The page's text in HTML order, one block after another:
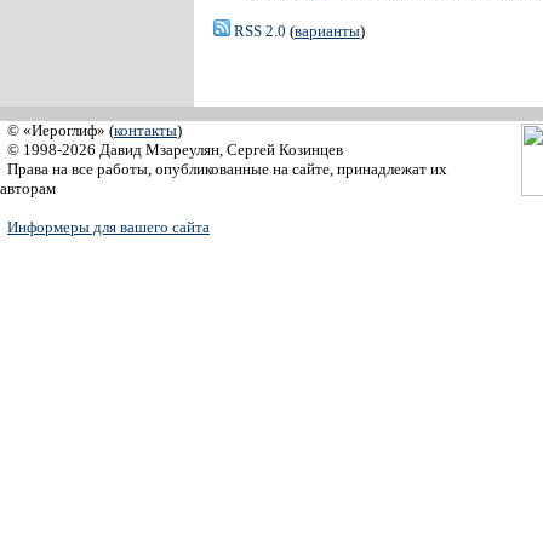
RSS 2.0 (варианты)
© «Иероглиф» (контакты)
© 1998-2026 Давид Мзареулян, Сергей Козинцев
Права на все работы, опубликованные на сайте, принадлежат их
авторам
Информеры для вашего сайта